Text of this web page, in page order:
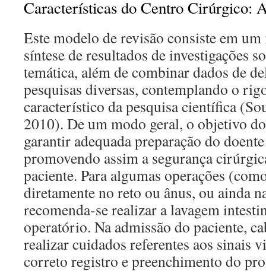
Características do Centro Cirúrgico:
Este modelo de revisão consiste em
síntese de resultados de investigações
temática, além de combinar dados de
pesquisas diversas, contemplando o
característico da pesquisa científica
2010). De um modo geral, o objetivo
garantir adequada preparação do
promovendo assim a segurança
paciente. Para algumas operações
diretamente no reto ou ânus, ou ainda
recomenda-se realizar a lavagem
operatório. Na admissão do paciente,
realizar cuidados referentes aos sinais
correto registro e preenchimento do